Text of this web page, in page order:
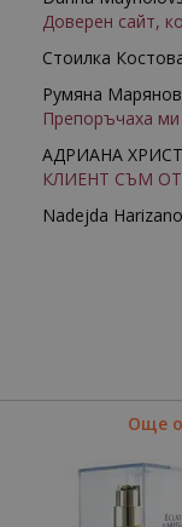
Доверен сайт,
Стоилка
Румяна
Препоръчаха ми
АДРИАНА
КЛИЕНТ СЪМ
Nadejda
Още